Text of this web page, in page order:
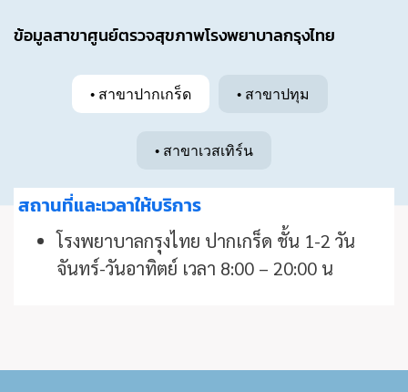
ข้อมูลสาขาศูนย์ตรวจสุขภาพโรงพยาบาลกรุงไทย
• สาขาปากเกร็ด • สาขาปทุม
• สาขาเวสเทิร์น
สถานที่และเวลาให้บริการ
โรงพยาบาลกรุงไทย ปากเกร็ด ชั้น 1-2 วัน
จันทร์-วันอาทิตย์ เวลา 8:00 – 20:00 น